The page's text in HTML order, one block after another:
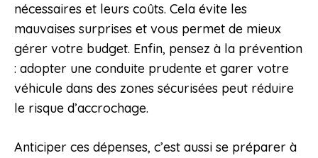
nécessaires et leurs coûts. Cela évite les
mauvaises surprises et vous permet de mieux
gérer votre budget. Enfin, pensez à la prévention
: adopter une conduite prudente et garer votre
véhicule dans des zones sécurisées peut réduire
le risque d’accrochage.
Anticiper ces dépenses, c’est aussi se préparer à